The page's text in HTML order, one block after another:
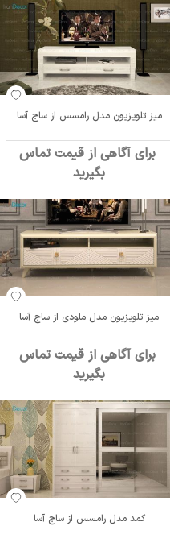
میز تلویزیون مدل رامسس از ساج آسا
برای آگاهی از قیمت تماس
بگیرید
میز تلویزیون مدل ملودی از ساج آسا
برای آگاهی از قیمت تماس
بگیرید
کمد مدل رامسس از ساج آسا